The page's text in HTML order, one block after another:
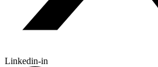
Linkedin-in